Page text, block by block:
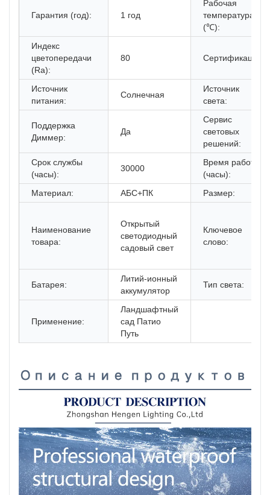
Гарантия (год): 1 год
Рабочая
температура
(℃):
Индекс
цветопередачи
(Ra):
80 Сертификация:
Источник
питания:
Солнечная
Источник
света:
Поддержка
Диммер:
Да
Сервис
световых
решений:
Срок службы
(часы):
30000
Время работы
(часы):
Материал:
АБС+ПК Размер:
Наименование
товара:
Открытый
светодиодный
садовый свет
Ключевое
слово:
Батарея:
Литий-ионный
аккумулятор
Тип света:
Применение:
Ландшафтный
сад Патио
Путь
Описание продуктов